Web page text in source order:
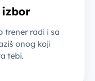
trener radi i sa
onog koji
tebi.